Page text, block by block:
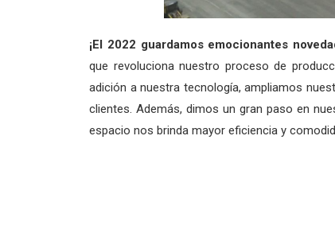
¡El 2022 guardamos emocionantes
que revoluciona nuestro proceso de
adición a nuestra tecnología, ampliamos
clientes. Además, dimos un gran paso en
espacio nos brinda mayor eficiencia y